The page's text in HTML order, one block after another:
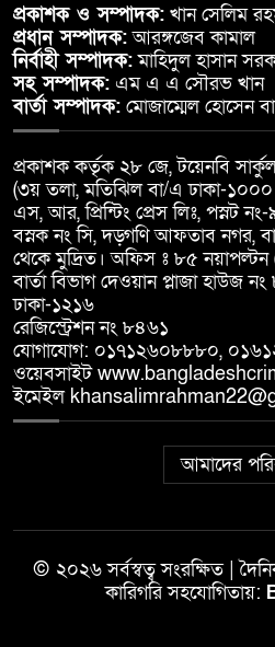
প্রকাশক ও সম্পাদক: খান সেলিম
প্রধান সম্পাদক:আরঙ্গজেব কামাল
নির্বাহী সম্পাদক:মাহিদুল হাসান
সহ সম্পাদক: এম এ এ সৌরভ খান
বার্তা সম্পাদক: মোজাম্মেল হোসেন
প্রকাশক কর্তৃক ২৮ জে, টয়েনবি
(৩য় তলা, মতিঝিল বা/এ ঢাকা-১০০০
এস, আর, প্রিন্টিং প্রেস লিঃ, পস্নট
বস্নক নং সি, দড়্গণি আফতাব নগর,
থেকে মুদ্রিত। অফিস ঃ ৮৫
বার্তা বিভাগ দেওয়ান প্লাজা হাউজ
ঢাকা-১২১৬
রেজিস্ট্রেশন নং ৮৪৬১
যোগাযোগ: ০১৭১২৬০৮৮৮০,
ওয়েবসাইট
ইমেইল
আমাদের
© ২০২৬ সর্বস্বত্ব সংরক্ষিত |
কারিগরি সহযোগিতায়: